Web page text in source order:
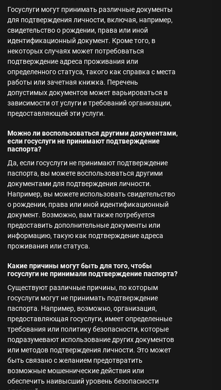
Госуслуги могут принимать различные документы
для подтверждения личности, включая, например,
свидетельство о рождении, права или иной
идентификационный документ. Кроме того, в
некоторых случаях может потребоваться
подтверждение адреса проживания или
определенного статуса, такого как справка с места
работы или зачетная книжка. Перечень
допустимых документов может варьироваться в
зависимости от услуги и требований организации,
предоставляющей эти услуги.
Можно ли воспользоваться другими документами,
если госуслуги не принимают подтверждение
паспорта?
Да, если госуслуги не принимают подтверждение
паспорта, вы можете воспользоваться другими
документами для подтверждения личности.
Например, вы можете использовать свидетельство
о рождении, права или иной идентификационный
документ. Возможно, вам также потребуется
предоставить дополнительные документы или
информацию, такую как подтверждение адреса
проживания или статуса.
Какие причины могут быть для того, чтобы
госуслуги не принимали подтверждение паспорта?
Существуют различные причины, по которым
госуслуги могут не принимать подтверждение
паспорта. Например, возможно, организация,
предоставляющая госуслуги, имеет определенные
требования или политику безопасности, которые
подразумевают использование других документов
или методов подтверждения личности. Это может
быть связано с желанием предотвратить
возможные мошеннические действия или
обеспечить наивысший уровень безопасности